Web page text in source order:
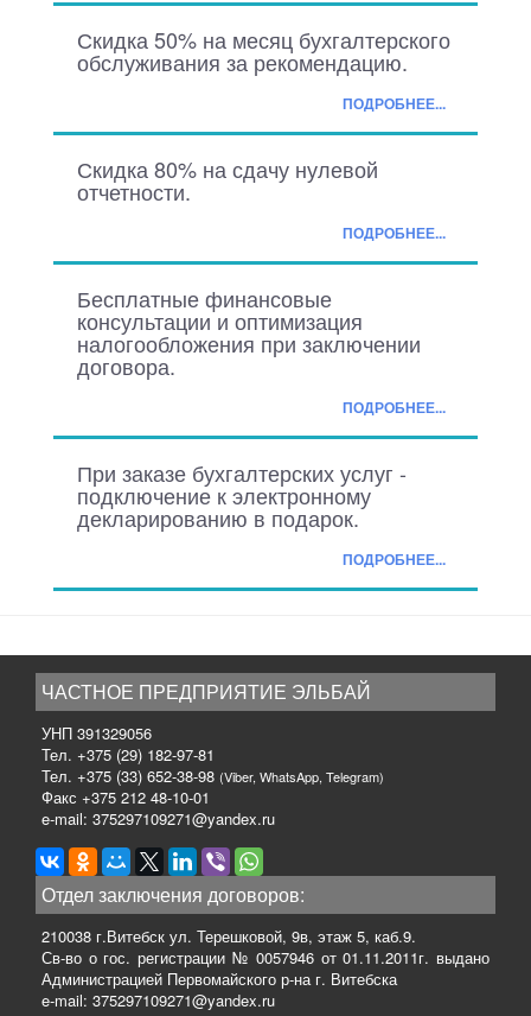
Скидка 50% на месяц бухгалтерского
обслуживания за рекомендацию.
ПОДРОБНЕЕ...
Скидка 80% на сдачу нулевой
отчетности.
ПОДРОБНЕЕ...
Бесплатные финансовые
консультации и оптимизация
налогообложения при заключении
договора.
ПОДРОБНЕЕ...
При заказе бухгалтерских услуг -
подключение к электронному
декларированию в подарок.
ПОДРОБНЕЕ...
ЧАСТНОЕ ПРЕДПРИЯТИЕ ЭЛЬБАЙ
УНП 391329056
Тел. +375 (29) 182-97-81
Тел. +375 (33) 652-38-98 (Viber, WhatsApp, Telegram)
Факс +375 212 48-10-01
e-mail: 375297109271@yandex.ru
Отдел заключения договоров:
210038 г.Витебск ул. Терешковой, 9в, этаж 5, каб.9.
Св-во о гос. регистрации № 0057946 от 01.11.2011г. выдано
Администрацией Первомайского р-на г. Витебска
e-mail: 375297109271@yandex.ru